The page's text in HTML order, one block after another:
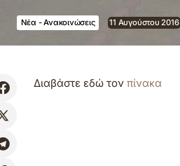
Νέα - Ανακοινώσεις 11 Αυγούστου 2016
Διαβάστε εδώ τον πίνακα